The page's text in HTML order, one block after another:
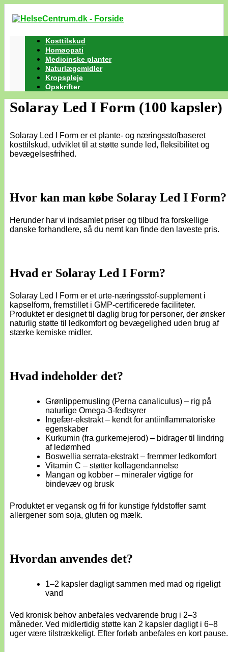
Kosttilskud
Homøopati
Medicinske planter
Naturlægemidler
Kropspleje
Opskrifter
Solaray Led I Form (100 kapsler)
Solaray Led I Form er et plante- og næringsstofbaseret
kosttilskud, udviklet til at støtte sunde led, fleksibilitet og
bevægelsesfrihed.
Hvor kan man købe Solaray Led I Form?
Herunder har vi indsamlet priser og tilbud fra forskellige
danske forhandlere, så du nemt kan finde den laveste pris.
Hvad er Solaray Led I Form?
Solaray Led I Form er et urte-næringsstof-supplement i
kapselform, fremstillet i GMP-certificerede faciliteter.
Produktet er designet til daglig brug for personer, der ønsker
naturlig støtte til ledkomfort og bevægelighed uden brug af
stærke kemiske midler.
Hvad indeholder det?
Grønlippemusling (Perna canaliculus) – rig på
naturlige Omega-3-fedtsyrer
Ingefær-ekstrakt – kendt for antiinflammatoriske
egenskaber
Kurkumin (fra gurkemejerod) – bidrager til lindring
af ledømhed
Boswellia serrata-ekstrakt – fremmer ledkomfort
Vitamin C – støtter kollagendannelse
Mangan og kobber – mineraler vigtige for
bindevæv og brusk
Produktet er vegansk og fri for kunstige fyldstoffer samt
allergener som soja, gluten og mælk.
Hvordan anvendes det?
1–2 kapsler dagligt sammen med mad og rigeligt
vand
Ved kronisk behov anbefales vedvarende brug i 2–3
måneder. Ved midlertidig støtte kan 2 kapsler dagligt i 6–8
uger være tilstrækkeligt. Efter forløb anbefales en kort pause.